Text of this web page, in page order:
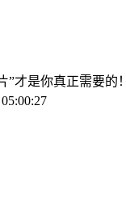
”才是你真正需要的